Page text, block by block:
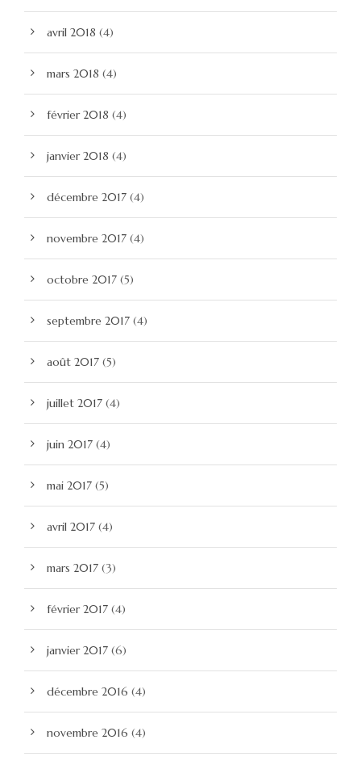
avril 2018 (4)
mars 2018 (4)
février 2018 (4)
janvier 2018 (4)
décembre 2017 (4)
novembre 2017 (4)
octobre 2017 (5)
septembre 2017 (4)
août 2017 (5)
juillet 2017 (4)
juin 2017 (4)
mai 2017 (5)
avril 2017 (4)
mars 2017 (3)
février 2017 (4)
janvier 2017 (6)
décembre 2016 (4)
novembre 2016 (4)